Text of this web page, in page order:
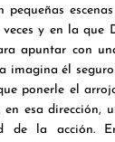
y en la que
apuntar con
imagina él
ponerle el
en esa dirección,
de la acción.